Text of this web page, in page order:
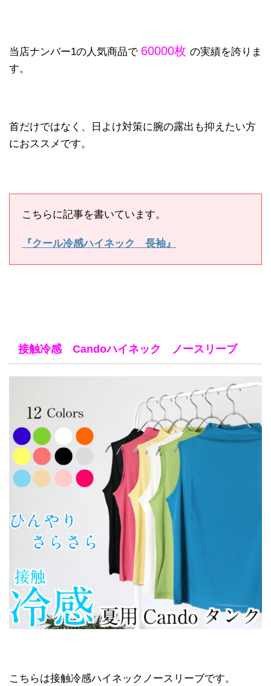
当店ナンバー1の人気商品で 60000枚 の実績を誇りま
す。
首だけではなく、日よけ対策に腕の露出も抑えたい方
におススメです。
こちらに記事を書いています。
『クール冷感ハイネック 長袖』
接触冷感 Candoハイネック ノースリーブ
こちらは接触冷感ハイネックノースリーブです。